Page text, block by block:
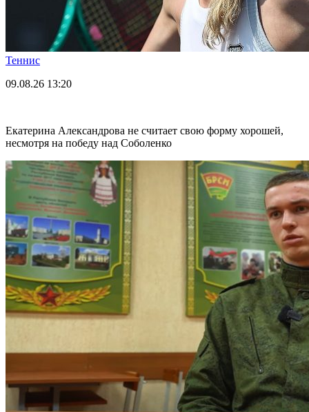
Теннис
09.08.26 13:20
Екатерина Александрова не считает свою форму хорошей,
несмотря на победу над Соболенко